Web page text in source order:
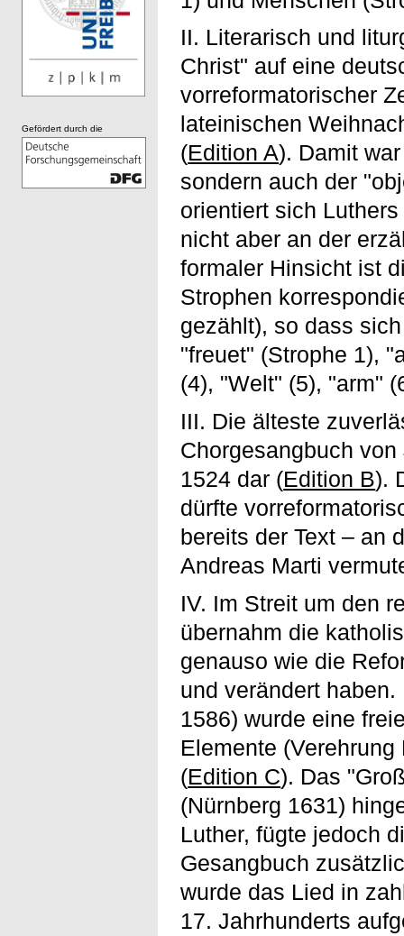
II. Literarisch und
Christ" auf eine
vorreformatorischer
lateinischen
(Edition A). Damit
sondern auch der
orientiert sich
nicht aber an der
formaler Hinsicht ist
Strophen
gezählt), so dass
"freuet" (Strophe 1),
(4), "Welt" (5), "arm"
III. Die älteste
Chorgesangbuch
1524 dar (Edition B).
dürfte
bereits der Text – an
Andreas Marti
IV. Im Streit um den
übernahm die
genauso wie die
und verändert
1586) wurde eine
Elemente
(Edition C). Das
(Nürnberg 1631)
Luther, fügte jedoch
Gesangbuch
wurde das Lied in
17. Jahrhunderts
Gefördert durch die